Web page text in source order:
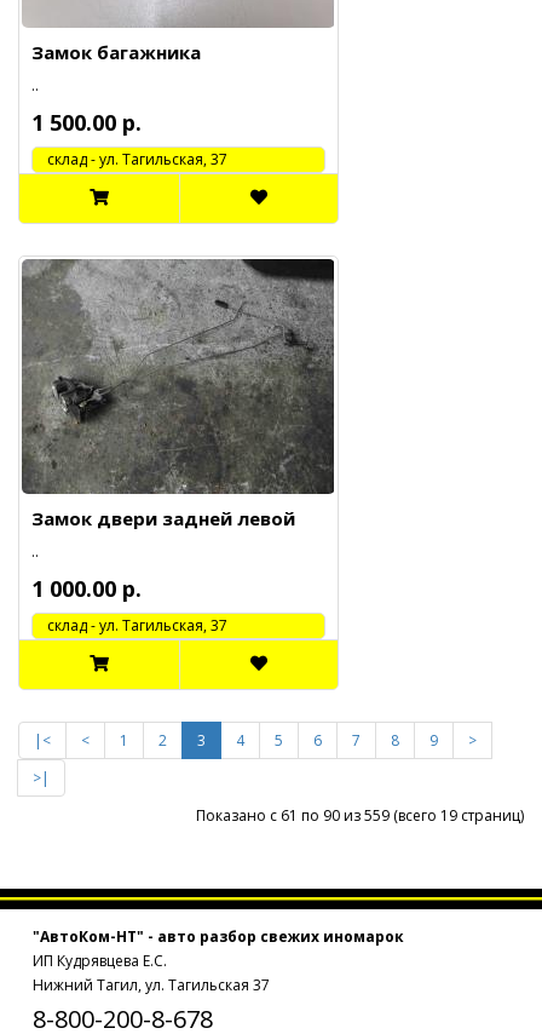
Замок багажника
..
1 500.00 р.
cклад - ул. Тагильская, 37
Замок двери задней левой
..
1 000.00 р.
cклад - ул. Тагильская, 37
|< < 1 2 3 4 5 6 7 8 9
>
>|
Показано с 61 по 90 из 559 (всего 19 страниц)
"АвтоКом-НТ" - авто разбор свежих иномарок
ИП Кудрявцева Е.С.
Нижний Тагил, ул. Тагильская 37
8-800-200-8-678